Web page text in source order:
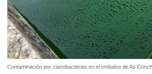
Contaminación por cianobacterias en el embalse de As